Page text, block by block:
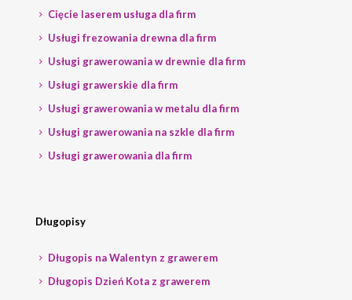
Cięcie laserem usługa dla firm
Usługi frezowania drewna dla firm
Usługi grawerowania w drewnie dla firm
Usługi grawerskie dla firm
Usługi grawerowania w metalu dla firm
Usługi grawerowania na szkle dla firm
Usługi grawerowania dla firm
Długopisy
Długopis na Walentyn z grawerem
Długopis Dzień Kota z grawerem